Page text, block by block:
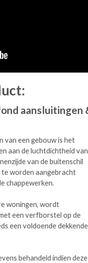
aansluitingen
van een gebouw is het
aan de luchtdichtheid van
van de buitenschil
worden aangebracht
chappewerken.
woningen, wordt
een verfborstel op de
een voldoende dekkende
behandeld indien deze